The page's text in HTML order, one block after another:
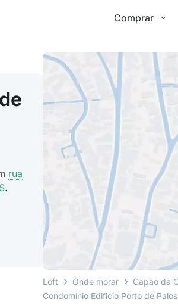
Comprar
rua
.
Loft Onde morar Capão da
Condomínio Edificio Porto de Palos